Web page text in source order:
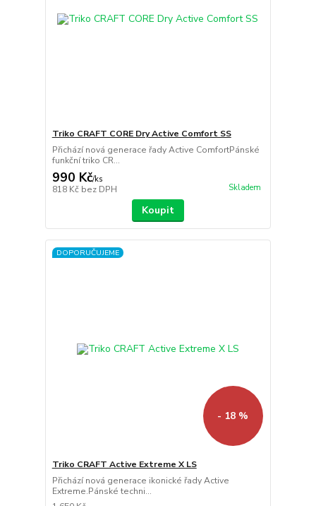
Triko CRAFT CORE Dry Active Comfort SS
Přichází nová generace řady Active ComfortPánské
funkční triko CR...
990 Kč/ks
818 Kč bez DPH Skladem
Koupit
DOPORUČUJEME
- 18 %
Triko CRAFT Active Extreme X LS
Přichází nová generace ikonické řady Active
Extreme.Pánské techni...